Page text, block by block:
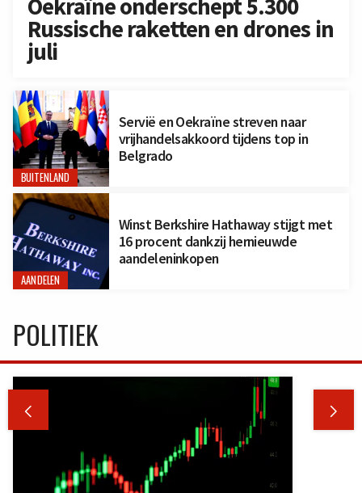
Oekraïne onderschept 5.300
Russische raketten en drones in
juli
BUITENLAND
Servië en Oekraïne streven naar
vrijhandelsakkoord tijdens top in
Belgrado
AANDELEN
Winst Berkshire Hathaway stijgt met
16 procent dankzij hernieuwde
aandeleninkopen
POLITIEK
 